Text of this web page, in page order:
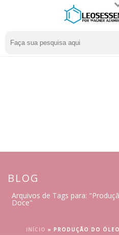
BLOG
Arquivos de Tags para:
Doce"
INÍCIO » PRODUÇÃO DO